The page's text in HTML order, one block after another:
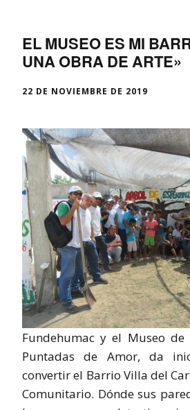
EL MUSEO ES MI
UNA OBRA DE ARTE»
22 DE NOVIEMBRE DE 2019
Fundehumac y el Museo de
Puntadas de Amor, da
convertir el Barrio Villa del
Comunitario. Dónde sus